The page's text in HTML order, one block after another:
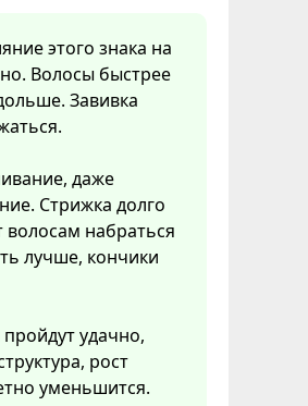
этого знака на
Волосы быстрее
Завивка
даже
Стрижка долго
набраться
лучше, кончики
удачно,
рост
уменьшится.